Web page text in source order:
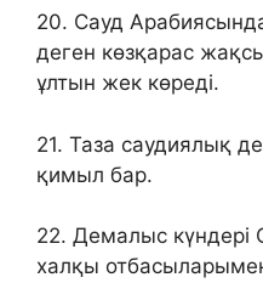
20. Сауд
деген көзқарас
ұлтын жек көреді.
21. Таза саудиялық
қимыл бар.
22. Демалыс
халқы